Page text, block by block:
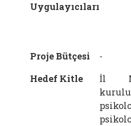
Uygulayıcıları
Proje Bütçesi
-
Hedef Kitle
İl